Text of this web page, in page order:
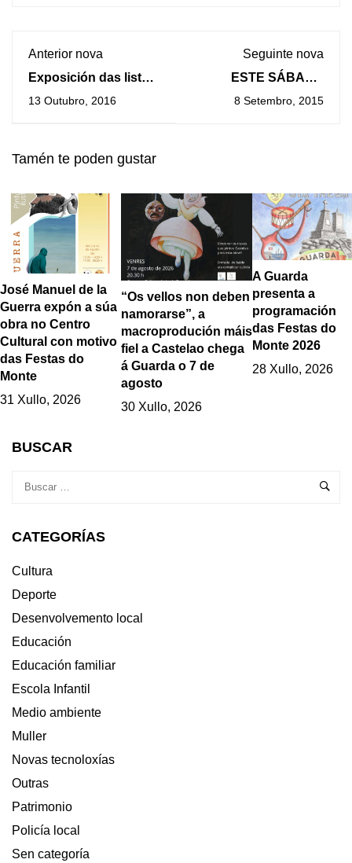
Anterior nova
Exposición das listas
electorais para as
13 Outubro, 2016
Seguinte nova
ESTE SÁBADO
CELÉBRASE A
8 Setembro, 2015
Tamén te poden gustar
José Manuel de la
Guerra expón a súa
obra no Centro
Cultural con motivo
das Festas do
Monte
31 Xullo, 2026
“Os vellos non deben
namorarse”, a
macroprodución máis
fiel a Castelao chega
á Guarda o 7 de
agosto
30 Xullo, 2026
A Guarda
presenta a
programación
das Festas do
Monte 2026
28 Xullo, 2026
BUSCAR
CATEGORÍAS
Cultura
Deporte
Desenvolvemento local
Educación
Educación familiar
Escola Infantil
Medio ambiente
Muller
Novas tecnoloxías
Outras
Patrimonio
Policía local
Sen categoría